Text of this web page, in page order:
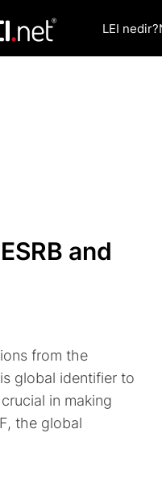
LEI nedir?
and
from the
global identifier to
in making
the global